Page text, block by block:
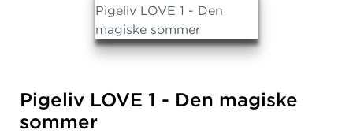
Pigeliv LOVE 1 - Den magiske
sommer